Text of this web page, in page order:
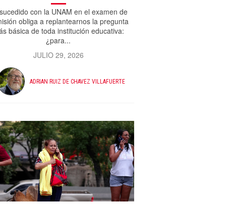
con la UNAM en el examen de
obliga a replantearnos la pregunta
básica de toda institución educativa:
¿para...
JULIO 29, 2026
ADRIAN RUIZ DE CHAVEZ VILLAFUERTE